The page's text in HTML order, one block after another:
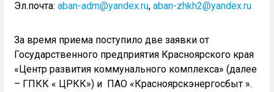
Эл.почта: aban-adm@yandex.ru, aban-zhkh2@yandex.ru
За время приема поступило две заявки от
Государственного предприятия Красноярского края
«Центр развития коммунального комплекса» (далее
– ГПКК « ЦРКК») и ПАО «Красноярскэнергосбыт ».